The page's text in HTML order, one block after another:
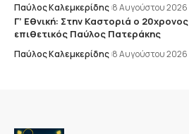
Παύλος Καλεμκερίδης 8 Αυγούστου 2026
Γ’ Εθνική: Στην Καστοριά ο 20χρονος
επιθετικός Παύλος Πατεράκης
Παύλος Καλεμκερίδης 8 Αυγούστου 2026